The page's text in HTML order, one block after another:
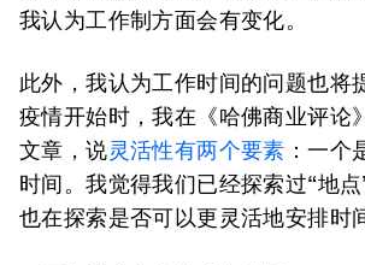
我认为工作制方面会有变化。
此外，我认为工作时间的问题也将
疫情开始时，我在《哈佛商业评论
文章，说灵活性有两个要素 ：一个
时间。我觉得我们已经探索过“地
也在探索是否可以更灵活地安排时